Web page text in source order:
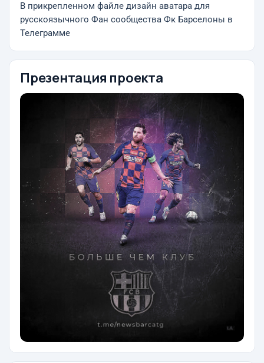
В прикрепленном файле дизайн аватара для
русскоязычного Фан сообщества Фк Барселоны в
Телеграмме
Презентация проекта